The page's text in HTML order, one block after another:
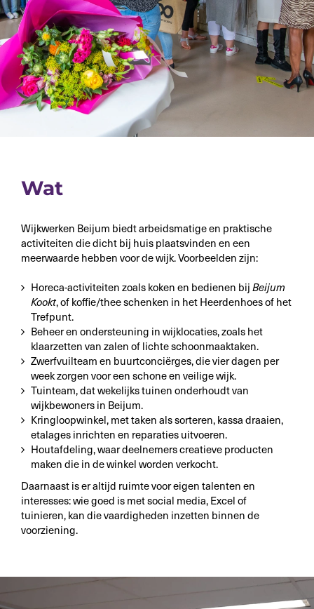
Wat
Wijkwerken Beijum biedt arbeidsmatige en praktische
activiteiten die dicht bij huis plaatsvinden en een
meerwaarde hebben voor de wijk. Voorbeelden zijn:
Horeca-activiteiten zoals koken en bedienen bijBeijum
Kookt, of koffie/thee schenken in het Heerdenhoes of het
Trefpunt.
Beheer en ondersteuning in wijklocaties, zoals het
klaarzetten van zalen of lichte schoonmaaktaken.
Zwerfvuilteam en buurtconciërges, die vier dagen per
week zorgen voor een schone en veilige wijk.
Tuinteam, dat wekelijks tuinen onderhoudt van
wijkbewoners in Beijum.
Kringloopwinkel, met taken als sorteren, kassa draaien,
etalages inrichten en reparaties uitvoeren.
Houtafdeling, waar deelnemers creatieve producten
maken die in de winkel worden verkocht.
Daarnaast is er altijd ruimte voor eigen talenten en
interesses: wie goed is met social media, Excel of
tuinieren, kan die vaardigheden inzetten binnen de
voorziening.